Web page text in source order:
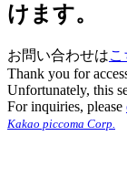
けます。
お問い合わせはこ
Thank you for
Unfortunately, this
For inquiries, please
Kakao piccoma Corp.